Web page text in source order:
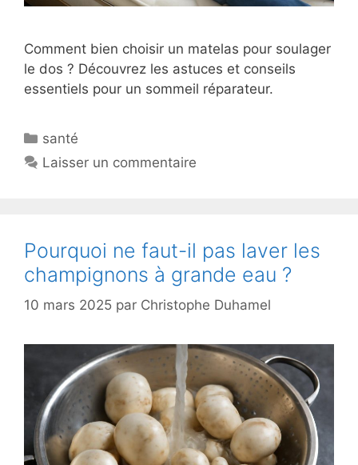
Comment bien choisir un matelas pour soulager
le dos ? Découvrez les astuces et conseils
essentiels pour un sommeil réparateur.
Catégories
santé
Laisser un commentaire
Pourquoi ne faut-il pas laver les
champignons à grande eau ?
10 mars 2025 par Christophe Duhamel